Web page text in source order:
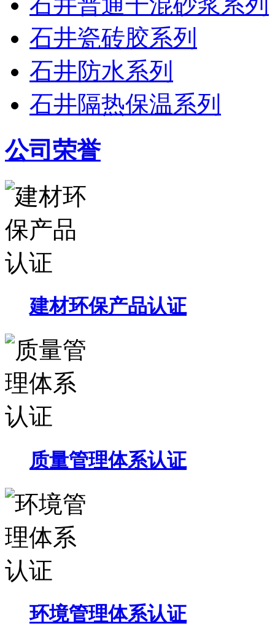
石井瓷砖胶系列
石井防水系列
石井隔热保温系列
公司荣誉
建材环保产品认证
质量管理体系认证
环境管理体系认证